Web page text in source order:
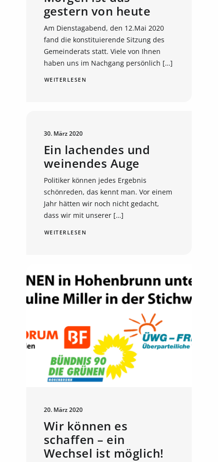
gestern von heute
Am Dienstagabend, den 12.Mai 2020
fand die konstituierende Sitzung des
Gemeinderats statt. Viele von Ihnen
haben uns im Nachgang persönlich […]
WEITERLESEN
30. März 2020
Ein lachendes und
weinendes Auge
Politiker können jedes Ergebnis
schönreden, das kennt man. Vor einem
Jahr hätten wir noch nicht gedacht,
dass wir mit unserer […]
WEITERLESEN
20. März 2020
Wir können es
schaffen – ein
Wechsel ist möglich!